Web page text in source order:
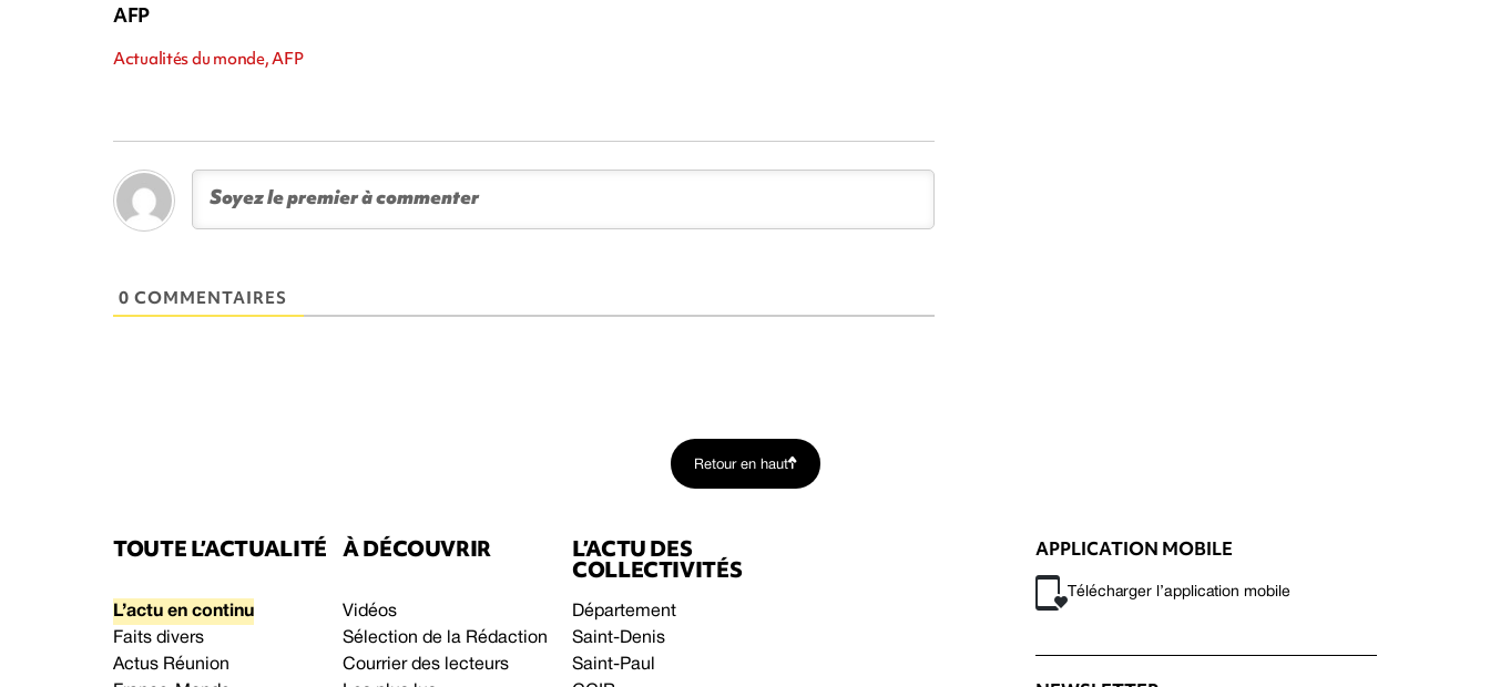
AFP
Actualités du monde, AFP
0 COMMENTAIRES
Retour en haut
TOUTE L’ACTUALITÉ
L’actu en continu
Faits divers
Actus Réunion
À DÉCOUVRIR
Vidéos
Sélection de la Rédaction
Courrier des lecteurs
L’ACTU DES
COLLECTIVITÉS
Département
Saint-Denis
Saint-Paul
APPLICATION MOBILE
Télécharger l’application mobile